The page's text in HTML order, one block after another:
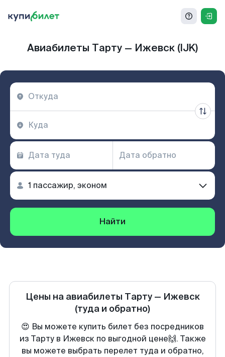
Авиабилеты Тарту — Ижевск (IJK)
Найти
Цены на авиабилеты Тарту— Ижевск
(туда и обратно)
😍 Вы можете купить билет без посредников
из Тарту в Ижевск по выгодной цене🙌. Также
вы можете выбрать перелет туда и обратно,